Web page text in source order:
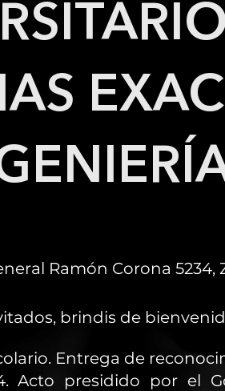
Ramón Corona 5234,
brindis de
Entrega de
Acto presidido por el